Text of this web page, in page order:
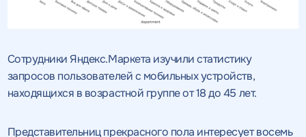
Сотрудники Яндекс.Маркета изучили статистику
запросов пользователей с мобильных устройств,
находящихся в возрастной группе от 18 до 45 лет.
Представительниц прекрасного пола интересует восемь